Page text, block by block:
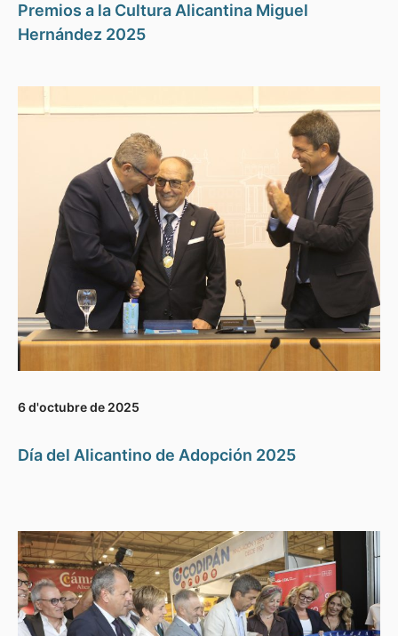
Premios a la Cultura Alicantina Miguel
Hernández 2025
6 d'octubre de 2025
Día del Alicantino de Adopción 2025